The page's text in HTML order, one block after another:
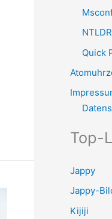
Quick
Top-
Jappy
Jappy-
Kijiji